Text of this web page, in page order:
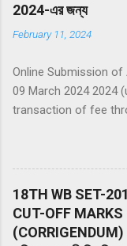
2024-এর জন্য
February 11, 2024
Online Submission
09 March 2024 2024
transaction of fee
2024 (Sunday)
20 Minutes) Timing
Website(s):
Declaration of Result
Entrance Test shall
(four options with a
18TH WB SET-
CUT-OFF
(CORRIGENDUM)